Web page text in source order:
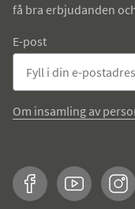
få bra erbjudanden
E-post
Om insamling av
FacebookYouTube